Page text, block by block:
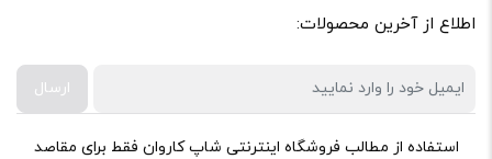
اطلاع از آخرین محصولات:
ارسال
استفاده از مطالب فروشگاه اینترنتی شاپ کاروان فقط برای مقاصد